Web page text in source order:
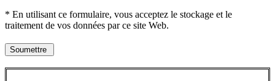
* En utilisant ce formulaire, vous acceptez le stockage et le
traitement de vos données par ce site Web.